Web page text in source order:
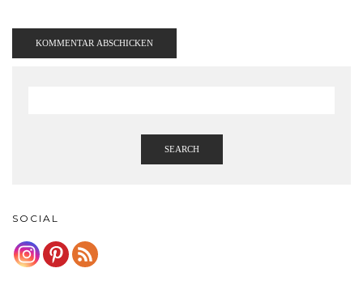
SEARCH
SOCIAL